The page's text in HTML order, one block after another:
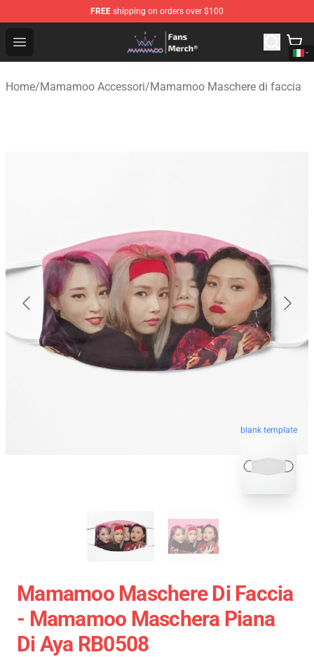
FREE shipping on orders over $100
Open menu
Mamamoo Store - Official Mamamoo Merchandise Shop
Home/Mamamoo Accessori/Mamamoo Maschere di faccia
blank template
Mamamoo Maschere Di Faccia
- Mamamoo Maschera Piana
Di Aya RB0508